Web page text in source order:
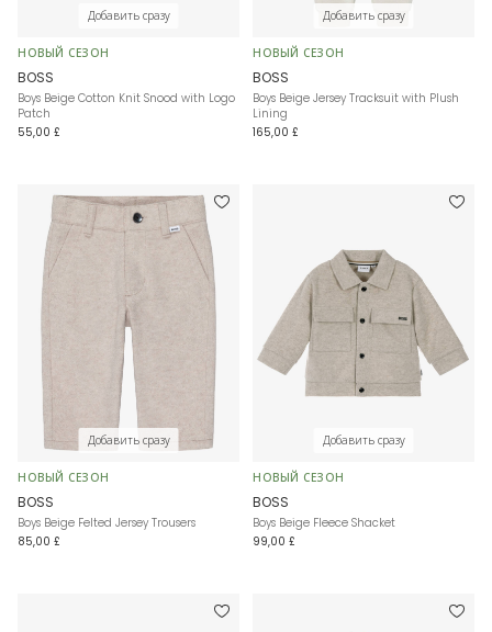
Добавить сразу
НОВЫЙ СЕЗОН
BOSS
Boys Beige Cotton Knit Snood with Logo
Patch
55,00 £
Добавить сразу
НОВЫЙ СЕЗОН
BOSS
Boys Beige Jersey Tracksuit with Plush
Lining
165,00 £
Добавить сразу
НОВЫЙ СЕЗОН
BOSS
Boys Beige Felted Jersey Trousers
85,00 £
Добавить сразу
НОВЫЙ СЕЗОН
BOSS
Boys Beige Fleece Shacket
99,00 £